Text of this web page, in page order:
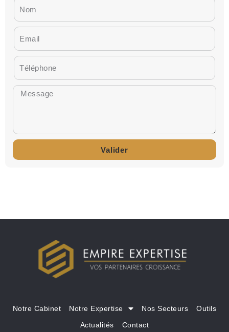
Valider
Notre Cabinet Notre Expertise Nos Secteurs
Outils
Actualités
Contact